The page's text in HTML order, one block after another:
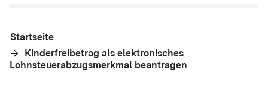
Startseite
Kinderfreibetrag als elektronisches
Lohnsteuerabzugsmerkmal beantragen